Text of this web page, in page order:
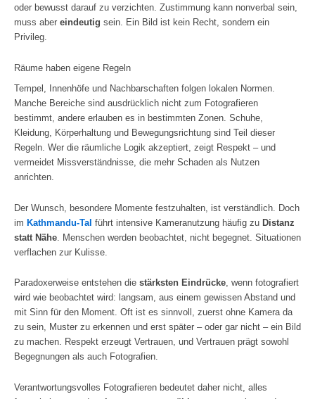
oder bewusst darauf zu verzichten. Zustimmung kann nonverbal sein,
muss aber eindeutig sein. Ein Bild ist kein Recht, sondern ein
Privileg.
Räume haben eigene Regeln
Tempel, Innenhöfe und Nachbarschaften folgen lokalen Normen.
Manche Bereiche sind ausdrücklich nicht zum Fotografieren
bestimmt, andere erlauben es in bestimmten Zonen. Schuhe,
Kleidung, Körperhaltung und Bewegungsrichtung sind Teil dieser
Regeln. Wer die räumliche Logik akzeptiert, zeigt Respekt – und
vermeidet Missverständnisse, die mehr Schaden als Nutzen
anrichten.
Der Wunsch, besondere Momente festzuhalten, ist verständlich. Doch
im Kathmandu‑Tal führt intensive Kameranutzung häufig zu Distanz
statt Nähe . Menschen werden beobachtet, nicht begegnet. Situationen
verflachen zur Kulisse.
Paradoxerweise entstehen die stärksten Eindrücke, wenn fotografiert
wird wie beobachtet wird: langsam, aus einem gewissen Abstand und
mit Sinn für den Moment. Oft ist es sinnvoll, zuerst ohne Kamera da
zu sein, Muster zu erkennen und erst später – oder gar nicht – ein Bild
zu machen. Respekt erzeugt Vertrauen, und Vertrauen prägt sowohl
Begegnungen als auch Fotografien.
Verantwortungsvolles Fotografieren bedeutet daher nicht, alles